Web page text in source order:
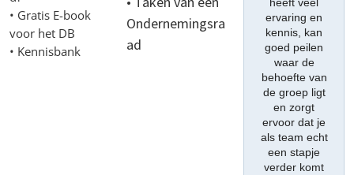
• Gratis E-book
voor het DB
• Kennisbank
Ondernemingsra
ad
ervaring en
kennis, kan
goed peilen
waar de
behoefte van
de groep ligt
en zorgt
ervoor dat je
als team echt
een stapje
verder komt